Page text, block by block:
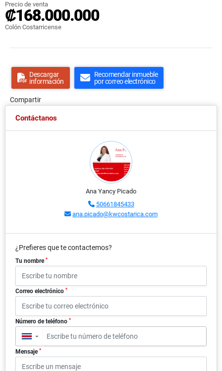
Precio de venta
₡168.000.000
Colón Costarricense
Descargar
información
Recomendar inmueble
por correo electrónico
Compartir
Contáctanos
Ana Yancy Picado
50661845433
ana.picado@kwcostarica.com
¿Prefieres que te contactemos?
Tu nombre *
Correo electrónico *
Número de teléfono *
▼
Mensaje *